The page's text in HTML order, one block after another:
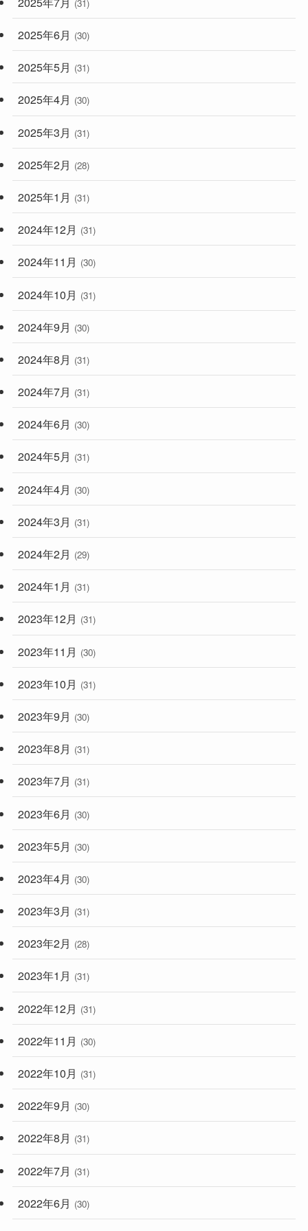
(31)
2025年6月 (30)
2025年5月 (31)
2025年4月 (30)
2025年3月 (31)
2025年2月 (28)
2025年1月 (31)
2024年12月 (31)
2024年11月 (30)
2024年10月 (31)
2024年9月 (30)
2024年8月 (31)
2024年7月 (31)
2024年6月 (30)
2024年5月 (31)
2024年4月 (30)
2024年3月 (31)
2024年2月 (29)
2024年1月 (31)
2023年12月 (31)
2023年11月 (30)
2023年10月 (31)
2023年9月 (30)
2023年8月 (31)
2023年7月 (31)
2023年6月 (30)
2023年5月 (30)
2023年4月 (30)
2023年3月 (31)
2023年2月 (28)
2023年1月 (31)
2022年12月 (31)
2022年11月 (30)
2022年10月 (31)
2022年9月 (30)
2022年8月 (31)
2022年7月 (31)
2022年6月 (30)